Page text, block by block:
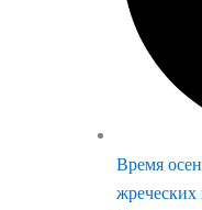
Время